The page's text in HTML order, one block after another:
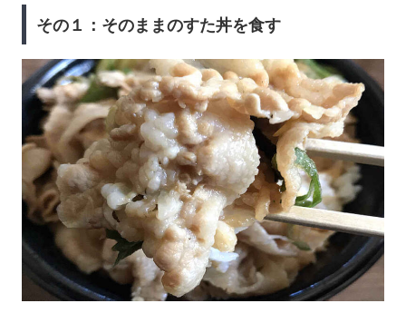
その１：そのままのすた丼を食す